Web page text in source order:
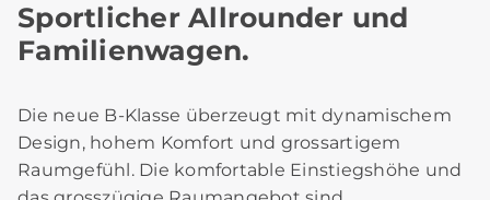
Sportlicher Allrounder und
Familienwagen.
Die neue B-Klasse überzeugt mit dynamischem
Design, hohem Komfort und grossartigem
Raumgefühl. Die komfortable Einstiegshöhe und